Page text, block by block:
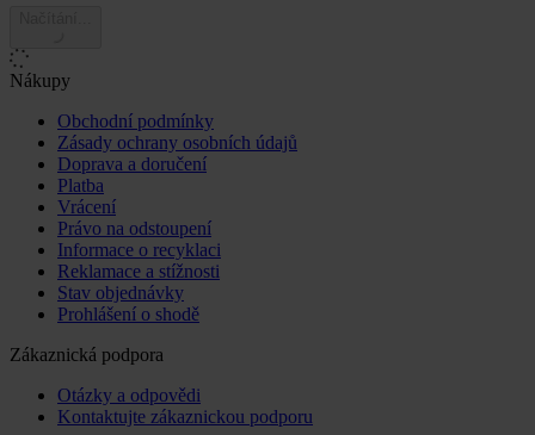
Nákupy
Obchodní podmínky
Zásady ochrany osobních údajů
Doprava a doručení
Platba
Vrácení
Právo na odstoupení
Informace o recyklaci
Reklamace a stížnosti
Stav objednávky
Prohlášení o shodě
Zákaznická podpora
Otázky a odpovědi
Kontaktujte zákaznickou podporu